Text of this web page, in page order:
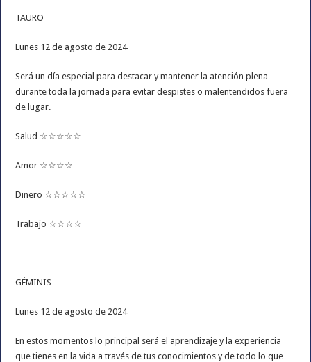
TAURO
Lunes 12 de agosto de 2024
Será un día especial para destacar y mantener la atención plena
durante toda la jornada para evitar despistes o malentendidos fuera
de lugar.
Salud ☆☆☆☆☆
Amor ☆☆☆☆
Dinero ☆☆☆☆☆
Trabajo ☆☆☆☆
GÉMINIS
Lunes 12 de agosto de 2024
En estos momentos lo principal será el aprendizaje y la experiencia
que tienes en la vida a través de tus conocimientos y de todo lo que